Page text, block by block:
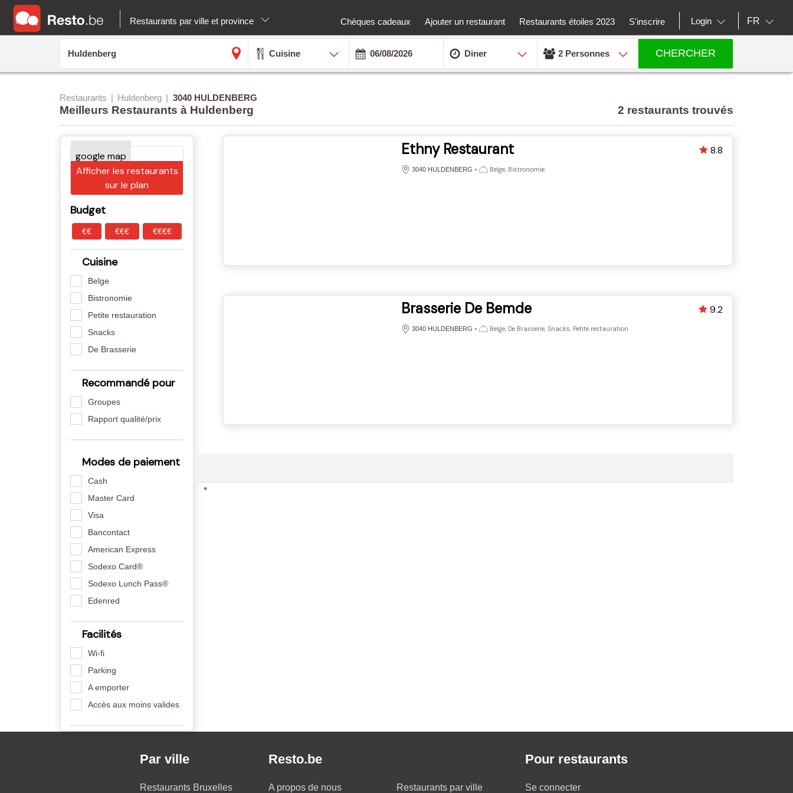
Restaurants par ville et province Chèques cadeaux Ajouter un restaurant Restaurants étoiles 2023 S'inscrire Login FR
Cuisine Diner 2 Personnes CHERCHER
Restaurants Huldenberg 3040 HULDENBERG
Meilleurs Restaurants à Huldenberg 2 restaurants trouvés
Afficher les restaurants
sur le plan
Budget
€€ €€€ €€€€
Cuisine
Belge
Bistronomie
Petite restauration
Snacks
De Brasserie
Recommandé pour
Groupes
Rapport qualité/prix
Modes de paiement
Cash
Master Card
Visa
Bancontact
American Express
Sodexo Card®
Sodexo Lunch Pass®
Edenred
Facilités
Wi-fi
Parking
A emporter
Accès aux moins valides
Ethny Restaurant
3040 HULDENBERG • Belge, Bistronomie
8.8
Brasserie De Bemde
3040 HULDENBERG • Belge, De Brasserie, Snacks, Petite restauration
9.2
*
Par ville
Restaurants Bruxelles
Resto.be
A propos de nous Restaurants par ville
Pour restaurants
Se connecter